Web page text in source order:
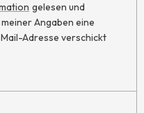
gelesen und
Angaben eine
Adresse verschickt